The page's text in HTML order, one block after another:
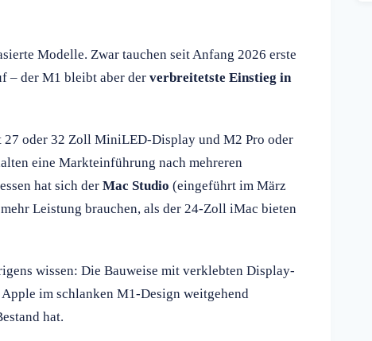
Modelle. Zwar tauchen seit Anfang 2026 erste
– der M1 bleibt aber der verbreitetste Einstieg in
27 oder 32 Zoll MiniLED-Display und M2 Pro oder
eine Markteinführung nach mehreren
hat sich der Mac Studio (eingeführt im März
Leistung brauchen, als der 24-Zoll iMac bieten
wissen: Die Bauweise mit verklebten Display-
im schlanken M1-Design weitgehend
hat.